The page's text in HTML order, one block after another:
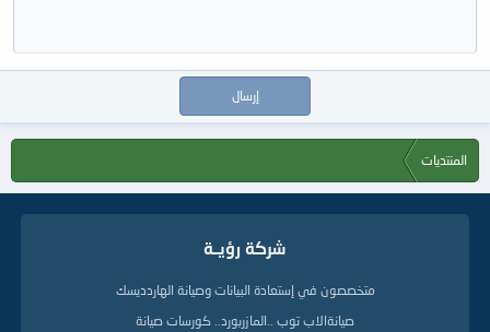
إرسال
المنتديات
شركة رؤيــة
متخصصون في إستعادة البيانات وصيانة الهاردديسك
صيانةالاب توب ..المازربورد.. كورسات صيانة